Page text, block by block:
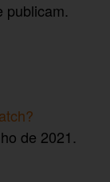
publicam.
de 2021.